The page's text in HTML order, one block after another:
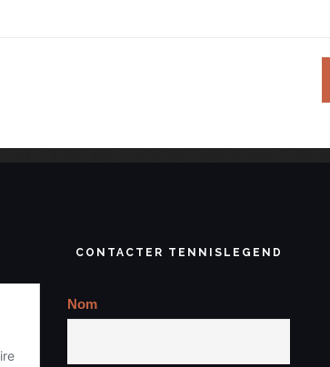
CONTACTER TENNISLEGEND
Nom